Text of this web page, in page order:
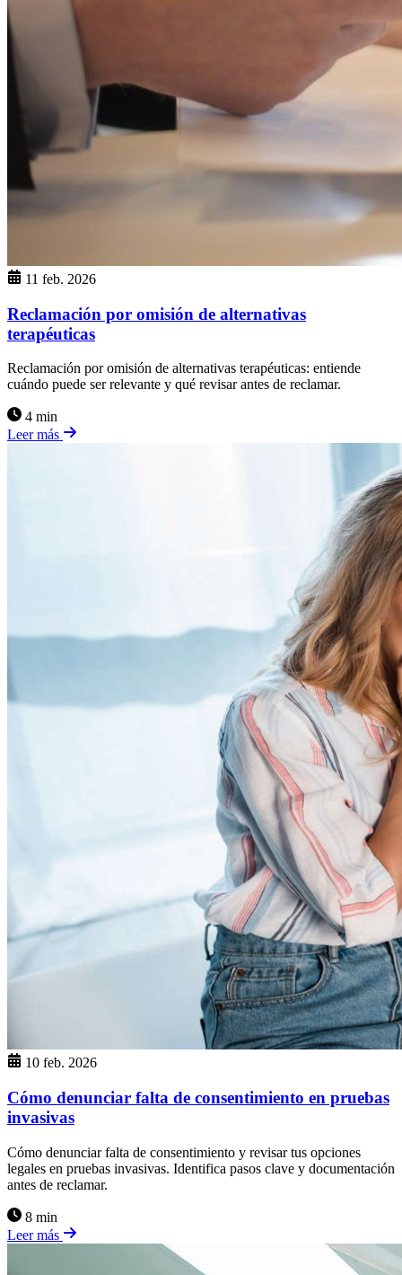
11 feb. 2026
Reclamación por omisión de alternativas
terapéuticas
Reclamación por omisión de alternativas terapéuticas: entiende
cuándo puede ser relevante y qué revisar antes de reclamar.
4 min
Leer más
10 feb. 2026
Cómo denunciar falta de consentimiento en pruebas
invasivas
Cómo denunciar falta de consentimiento y revisar tus opciones
legales en pruebas invasivas. Identifica pasos clave y documentación
antes de reclamar.
8 min
Leer más